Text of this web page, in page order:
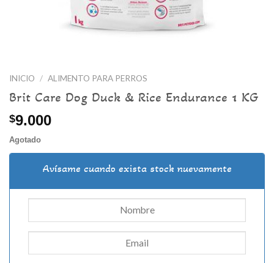
INICIO / ALIMENTO PARA PERROS
Brit Care Dog Duck & Rice Endurance 1 KG
$9.000
Agotado
Avísame cuando exista stock nuevamente